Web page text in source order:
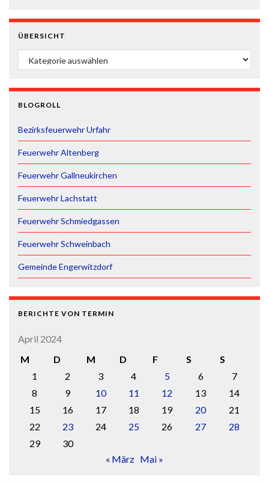
ÜBERSICHT
ÜBERSICHT
BLOGROLL
Bezirksfeuerwehr Urfahr
Feuerwehr Altenberg
Feuerwehr Gallneukirchen
Feuerwehr Lachstatt
Feuerwehr Schmiedgassen
Feuerwehr Schweinbach
Gemeinde Engerwitzdorf
BERICHTE VON TERMIN
April 2024
M
D M D F S
S
1
2 3 4 5 6
7
8
9 10 11 12 13
14
15
16 17 18 19 20
21
22
23 24 25 26 27
28
29
30
« März Mai »